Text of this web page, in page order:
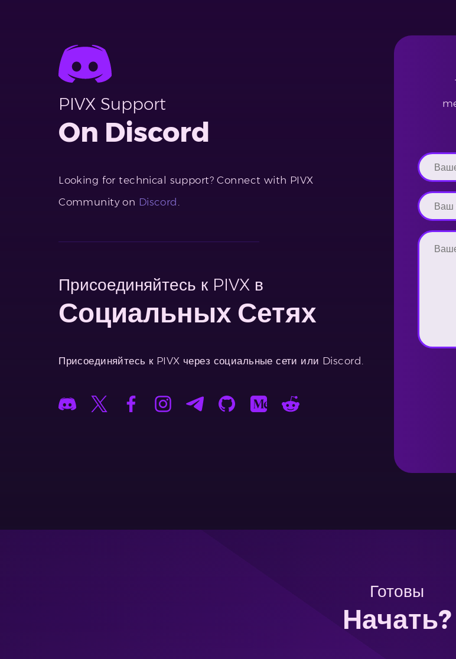
PIVX Support
On Discord
Looking for technical support? Connect with PIVX
Community on Discord .
Присоединяйтесь к PIVX в
Социальных Сетях
Присоединяйтесь к PIVX через социальные сети или Discord.
Готовы
Начать?